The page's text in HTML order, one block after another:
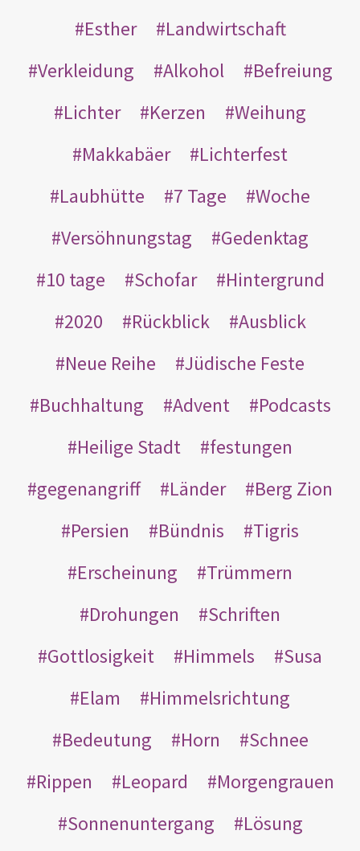
Esther
Landwirtschaft
Verkleidung
Alkohol
Befreiung
Lichter
Kerzen
Weihung
Makkabäer
Lichterfest
Laubhütte
7 Tage
Woche
Versöhnungstag
Gedenktag
10 tage
Schofar
Hintergrund
2020
Rückblick
Ausblick
Neue Reihe
Jüdische Feste
Buchhaltung
Advent
Podcasts
Heilige Stadt
festungen
gegenangriff
Länder
Berg Zion
Persien
Bündnis
Tigris
Erscheinung
Trümmern
Drohungen
Schriften
Gottlosigkeit
Himmels
Susa
Elam
Himmelsrichtung
Bedeutung
Horn
Schnee
Rippen
Leopard
Morgengrauen
Sonnenuntergang
Lösung